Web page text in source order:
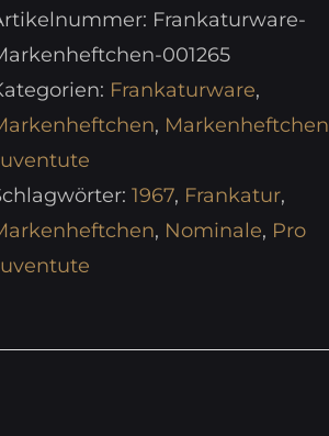
Frankaturware-
001265
Frankaturware,
, Markenheftchen
1967, Frankatur,
, Nominale, Pro